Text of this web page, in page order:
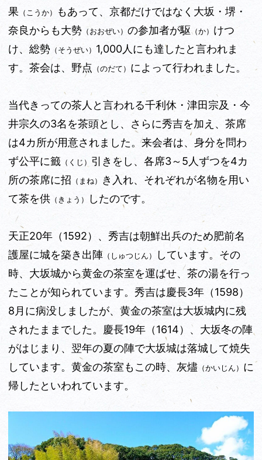
果 （こうか）
もあって、京都だけではなく大坂・堺・
奈良からも大勢 （おおぜい） の参加者が駆（か） けつ
け、総勢 （そうぜい） 1,000人にも達したと言われま
す。茶会は、野点 （のだて） によって行われました。
当代きっての茶人と言われる千利休・津田宗及・今
井宗久の3名を茶頭とし、さらに秀吉を加え、茶席
は4カ所が用意されました。来会者は、身分を問わ
ず公平に籤 （くじ） 引きをし、各席3～5人ずつを4カ
所の茶席に招 （まね）
き入れ、それぞれが名物を用い
て茶を供 （きょう） したのです。
天正20年（1592）、秀吉は朝鮮出兵のため肥前名
護屋に城を築き出陣 （しゅつじん）
しています。その
時、大坂城から黄金の茶室を運ばせ、茶の湯を行っ
たことが知られています。秀吉は慶長3年（1598）
8月に病没しましたが、黄金の茶室は大坂城内に残
されたままでした。慶長19年（1614）、大坂冬の陣
がはじまり、翌年の夏の陣で大坂城は落城して焼失
しています。黄金の茶室もこの時、灰燼 （かいじん） に
帰したといわれています。